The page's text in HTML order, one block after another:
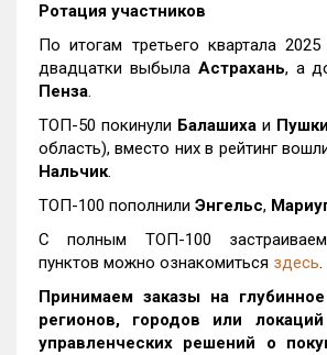
Ротация участников
По итогам третьего квартала
двадцатки выбыла Астрахань, а
Пенза.
ТОП-50 покинули Балашиха и
область), вместо них в рейтинг
Нальчик.
ТОП-100 пополнили Энгельс,
С полным ТОП-100
пунктов можно ознакомиться здесь.
Принимаем заказы на
регионов, городов или
управленческих решений о